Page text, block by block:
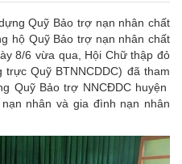
Quỹ Bảo trợ nạn nhân chất
hộ Quỹ Bảo trợ nạn nhân chất
8/6 vừa qua, Hội Chữ thập đỏ
Quỹ BTNNCDDC) đã tham
Quỹ Bảo trợ NNCĐDC huyện
nhân và gia đình nạn nhân